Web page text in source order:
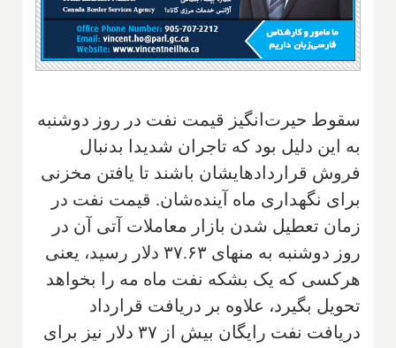
سقوط حیرت‌انگیز قیمت نفت در روز دوشنبه
به این دلیل بود که تاجران شدیدا بدنبال
فروش قراردادهایشان باشند تا یافتن مخزنی
برای نگهداری ماه آینده‌شان. قیمت نفت در
زمان تعطیل شدن بازار معاملات آتی آن در
روز دوشنبه به منهای ۳۷.۶۳ دلار رسید، یعنی
هرکسی که یک بشکه نفت ماه مه را بخواهد
تحویل بگیرد، علاوه بر دریافت قرارداد
دریافت نفت رایگان بیش از ۳۷ دلار نیز برای